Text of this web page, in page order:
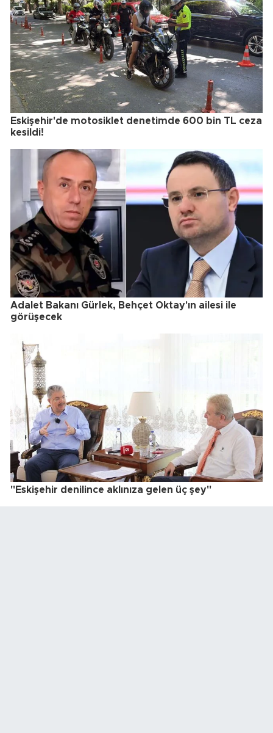
Eskişehir'de motosiklet denetimde 600 bin TL ceza
kesildi!
Adalet Bakanı Gürlek, Behçet Oktay'ın ailesi ile
görüşecek
"Eskişehir denilince aklınıza gelen üç şey"